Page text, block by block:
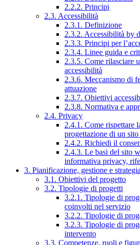
2.2.2. Principi
2.3. Accessibilità
2.3.1. Definizione
2.3.2. Accessibilità by
2.3.3. Principi per
2.3.4. Linee guida e
2.3.5. Come rilasciare
accessibilità
2.3.6. Meccanismo di
attuazione
2.3.7. Obiettivi
2.3.8. Normativa e
2.4. Privacy
2.4.1. Come rispettare
progettazione di un
2.4.2. Richiedi il
2.4.3. Le basi del sito
informativa privacy,
3. Pianificazione, gestione e strategia
3.1. Obiettivi del progetto
3.2. Tipologie di progetti
3.2.1. Tipologie di
coinvolti nel servizio
3.2.2. Tipologie di
3.2.3. Tipologie di
intervento
3.3. Competenze, ruoli e